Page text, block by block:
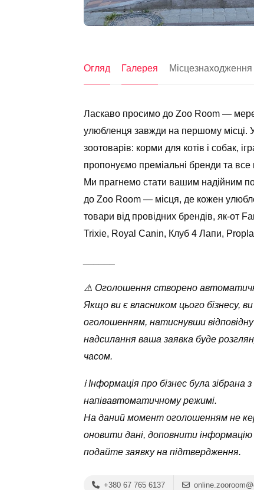
Огляд Галерея Місцезнаходження
Ласкаво просимо до Zoo Room —
улюбленця завжди на першому місці.
зоотоварів: корми для котів і собак,
пропонуємо преміальні бренди та
Ми прагнемо стати вашим надійним
до Zoo Room — місця, де кожен
товари від провідних брендів, як-от
Trixie, Royal Canin, Клуб 4 Лапи,
⚠️ Оголошення створено
Якщо ви є власником цього бізнесу,
оголошенням, натиснувши
надсилання ваша заявка буде
часом.
ℹ️ Інформація про бізнес була
напівавтоматичному режимі.
На даний момент оголошенням не
оновити дані, доповнити
подайте заявку на підтвердження.
+380 67 765 6137